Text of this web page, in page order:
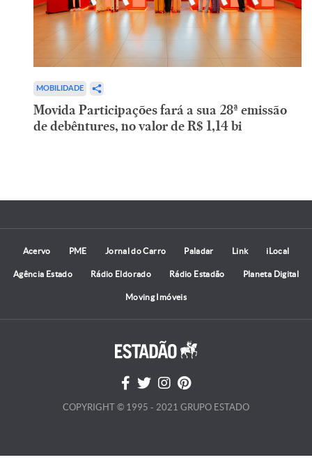
MOBILIDADE
Movida Participações fará a sua 28ª emissão
de debêntures, no valor de R$ 1,14 bi
Acervo PME Jornal do Carro Paladar Link iLocal
Agência Estado Rádio Eldorado Rádio Estadão Planeta Digital
Moving Imóveis
COPYRIGHT © 1995 - 2021 GRUPO ESTADO